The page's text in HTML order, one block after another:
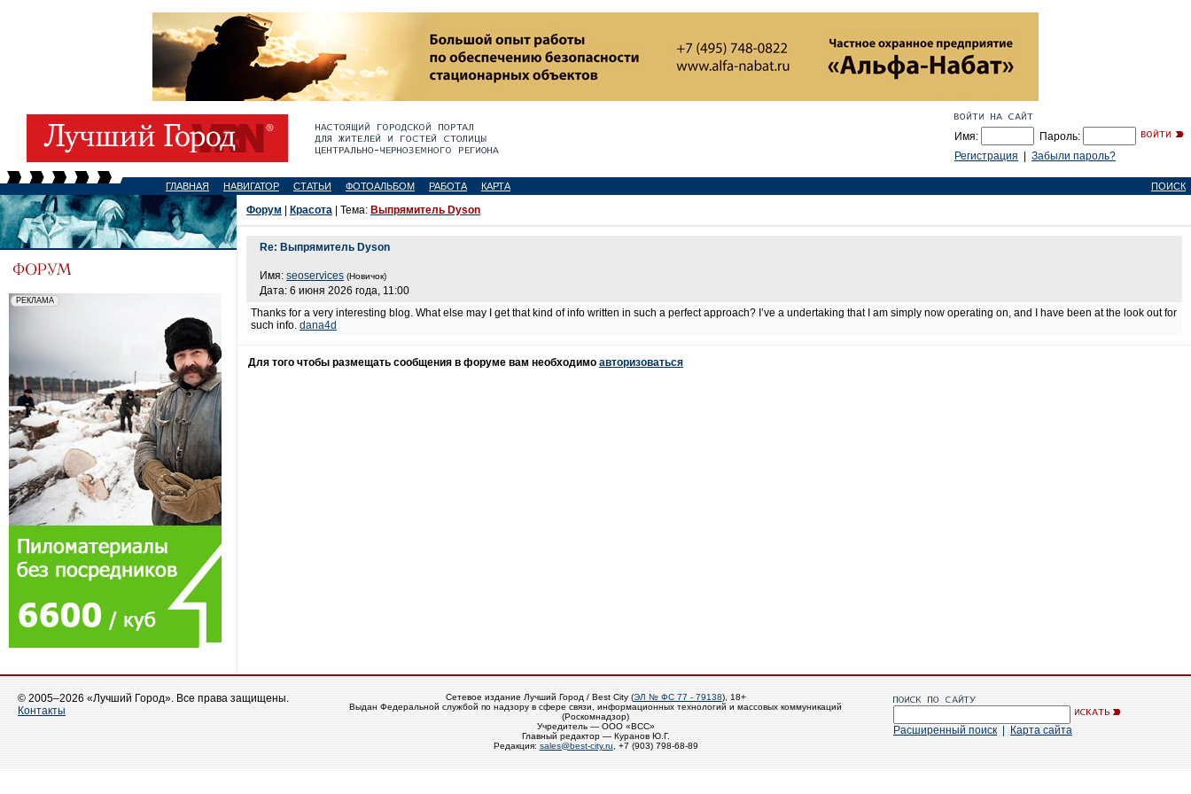
Имя:
Пароль:
Регистрация
Забыли пароль?
ГЛАВНАЯ НАВИГАТОР СТАТЬИ ФОТОАЛЬБОМ РАБОТА КАРТА ПОИСК
Форум Красота | Тема: Выпрямитель Dyson
Re: Выпрямитель Dyson
Имя: seoservices (Новичок)
Дата: 6 июня 2026 года, 11:00
Thanks for a very interesting blog. What else may I get that kind of info written in such a perfect approach? I’ve a undertaking that I am simply now operating on, and I have been at the look out for
such info. dana4d
Для того чтобы размещать сообщения в форуме вам необходимо авторизоваться
© 2005–2026 «Лучший Город». Все права защищены.
Контакты
Сетевое издание Лучший Город / Best City (ЭЛ № ФС 77 - 79138), 18+
Выдан Федеральной службой по надзору в сфере связи, информационных технологий и массовых коммуникаций
(Роскомнадзор)
Учредитель — ООО «ВСС»
Главный редактор — Куранов Ю.Г.
Редакция: sales@best-city.ru , +7 (903) 798-68-89
Расширенный поиск Карта сайта